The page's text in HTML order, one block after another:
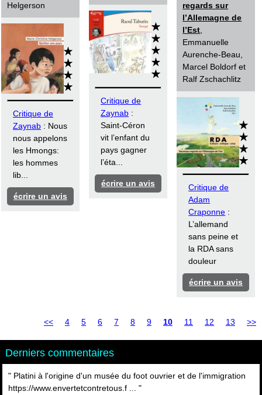
Helgerson
Critique de
Zaynab : Nous
nous appelons
les Hmongs:
les hommes
lib...
écrire un avis
Critique de
Zaynab :
Saint-Céron
vit l’enfant du
pays gagner
l’éta...
écrire un avis
regards sur
l’Allemagne de
l’Est
Emmanuelle
Aurenche-Beau,
Marcel Boldorf et
Ralf Zschachlitz
Critique de
Adam
Craponne :
L’allemand
sans peine et
la RDA sans
douleur
écrire un avis
<< 4 5 6 7 8 9 10 11 12 13 >>
Derniers commentaires
" Platini à l'origine d'un musée du foot ouvrier et de l'immigration
https://www.envertetcontretous.f ... "